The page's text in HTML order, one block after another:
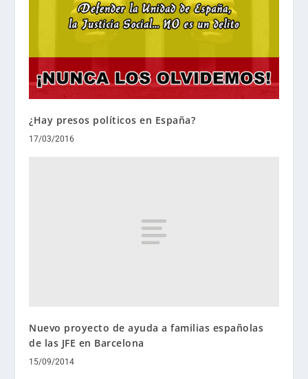
¿Hay presos políticos en España?
17/03/2016
Nuevo proyecto de ayuda a familias españolas
de las JFE en Barcelona
15/09/2014